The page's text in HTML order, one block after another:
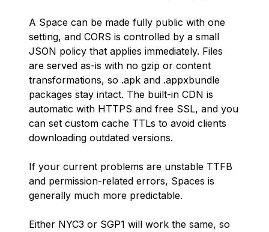
A Space can be made fully public with one
setting, and CORS is controlled by a small
JSON policy that applies immediately. Files
are served as-is with no gzip or content
transformations, so .apk and .appxbundle
packages stay intact. The built-in CDN is
automatic with HTTPS and free SSL, and you
can set custom cache TTLs to avoid clients
downloading outdated versions.
If your current problems are unstable TTFB
and permission-related errors, Spaces is
generally much more predictable.
Either NYC3 or SGP1 will work the same, so